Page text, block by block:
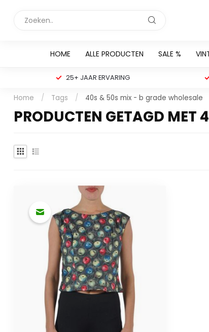
HOME ALLE PRODUCTEN SALE %
25+ JAAR ERVARING
Home / Tags / 40s & 50s mix - b grade wholesale
PRODUCTEN GETAGD MET